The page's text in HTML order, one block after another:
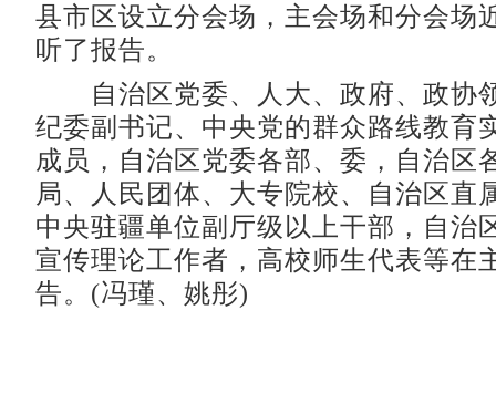
县市区设立分会场，主会场和分会场
听了报告。
自治区党委、人大、政府、政协
纪委副书记、中央党的群众路线教育
成员，自治区党委各部、委，自治区
局、人民团体、大专院校、自治区直
中央驻疆单位副厅级以上干部，自治
宣传理论工作者，高校师生代表等在
告。(冯瑾、姚彤)